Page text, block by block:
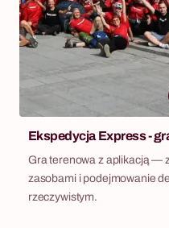
Ekspedycja Express -
Gra terenowa z aplikacją —
zasobami i podejmowanie
rzeczywistym.